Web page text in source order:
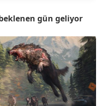
gün geliyor